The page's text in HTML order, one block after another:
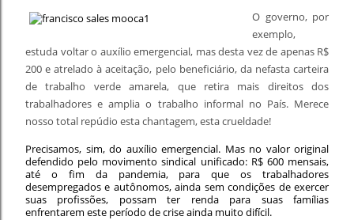
O governo, por
exemplo,
estuda voltar o auxílio emergencial, mas desta vez de apenas R$
200 e atrelado à aceitação, pelo beneficiário, da nefasta carteira
de trabalho verde amarela, que retira mais direitos dos
trabalhadores e amplia o trabalho informal no País. Merece
nosso total repúdio esta chantagem, esta crueldade!
Precisamos, sim, do auxílio emergencial. Mas no valor original
defendido pelo movimento sindical unificado: R$ 600 mensais,
até o fim da pandemia, para que os trabalhadores
desempregados e autônomos, ainda sem condições de exercer
suas profissões, possam ter renda para suas famílias
enfrentarem este período de crise ainda muito difícil.